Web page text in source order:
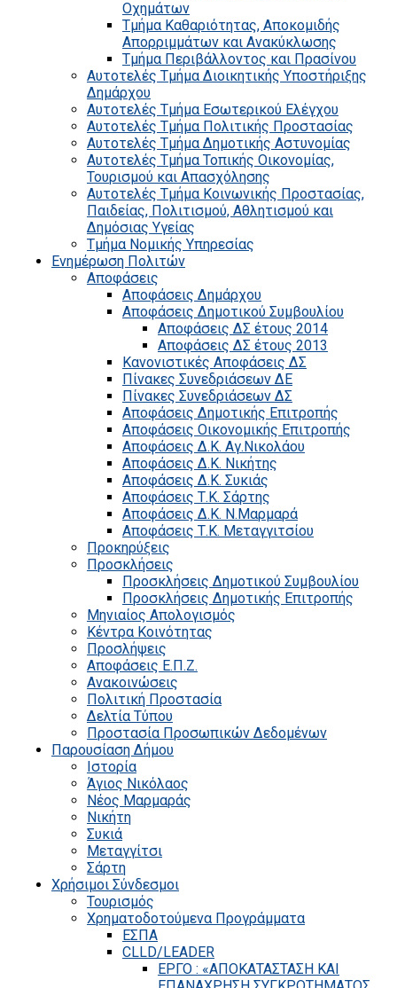
Οχημάτων
Τμήμα Καθαριότητας, Αποκομιδής
Απορριμμάτων και Ανακύκλωσης
Τμήμα Περιβάλλοντος και Πρασίνου
Αυτοτελές Τμήμα Διοικητικής Υποστήριξης
Δημάρχου
Αυτοτελές Τμήμα Εσωτερικού Ελέγχου
Αυτοτελές Τμήμα Πολιτικής Προστασίας
Αυτοτελές Τμήμα Δημοτικής Αστυνομίας
Αυτοτελές Τμήμα Τοπικής Οικονομίας,
Τουρισμού και Απασχόλησης
Αυτοτελές Τμήμα Κοινωνικής Προστασίας,
Παιδείας, Πολιτισμού, Αθλητισμού και
Δημόσιας Υγείας
Τμήμα Νομικής Υπηρεσίας
Ενημέρωση Πολιτών
Αποφάσεις
Αποφάσεις Δημάρχου
Αποφάσεις Δημοτικού Συμβουλίου
Αποφάσεις ΔΣ έτους 2014
Αποφάσεις ΔΣ έτους 2013
Κανονιστικές Αποφάσεις ΔΣ
Πίνακες Συνεδριάσεων ΔΕ
Πίνακες Συνεδριάσεων ΔΣ
Αποφάσεις Δημοτικής Επιτροπής
Αποφάσεις Οικονομικής Επιτροπής
Αποφάσεις Δ.Κ. Αγ.Νικολάου
Αποφάσεις Δ.Κ. Νικήτης
Αποφάσεις Δ.Κ. Συκιάς
Αποφάσεις Τ.Κ. Σάρτης
Αποφάσεις Δ.Κ. Ν.Μαρμαρά
Αποφάσεις Τ.Κ. Μεταγγιτσίου
Προκηρύξεις
Προσκλήσεις
Προσκλήσεις Δημοτικού Συμβουλίου
Προσκλήσεις Δημοτικής Επιτροπής
Μηνιαίος Απολογισμός
Κέντρα Κοινότητας
Προσλήψεις
Αποφάσεις Ε.Π.Ζ.
Ανακοινώσεις
Πολιτική Προστασία
Δελτία Τύπου
Προστασία Προσωπικών Δεδομένων
Παρουσίαση Δήμου
Ιστορία
Άγιος Νικόλαος
Νέος Μαρμαράς
Νικήτη
Συκιά
Μεταγγίτσι
Σάρτη
Χρήσιμοι Σύνδεσμοι
Τουρισμός
Χρηματοδοτούμενα Προγράμματα
ΕΣΠΑ
CLLD/LEADER
ΕΡΓΟ : «ΑΠΟΚΑΤΑΣΤΑΣΗ ΚΑΙ